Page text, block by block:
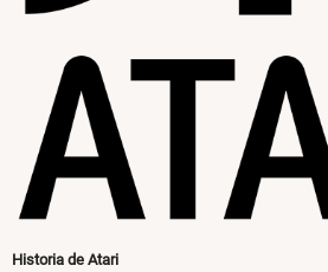
Historia de Atari